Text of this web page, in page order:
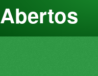
Abertos